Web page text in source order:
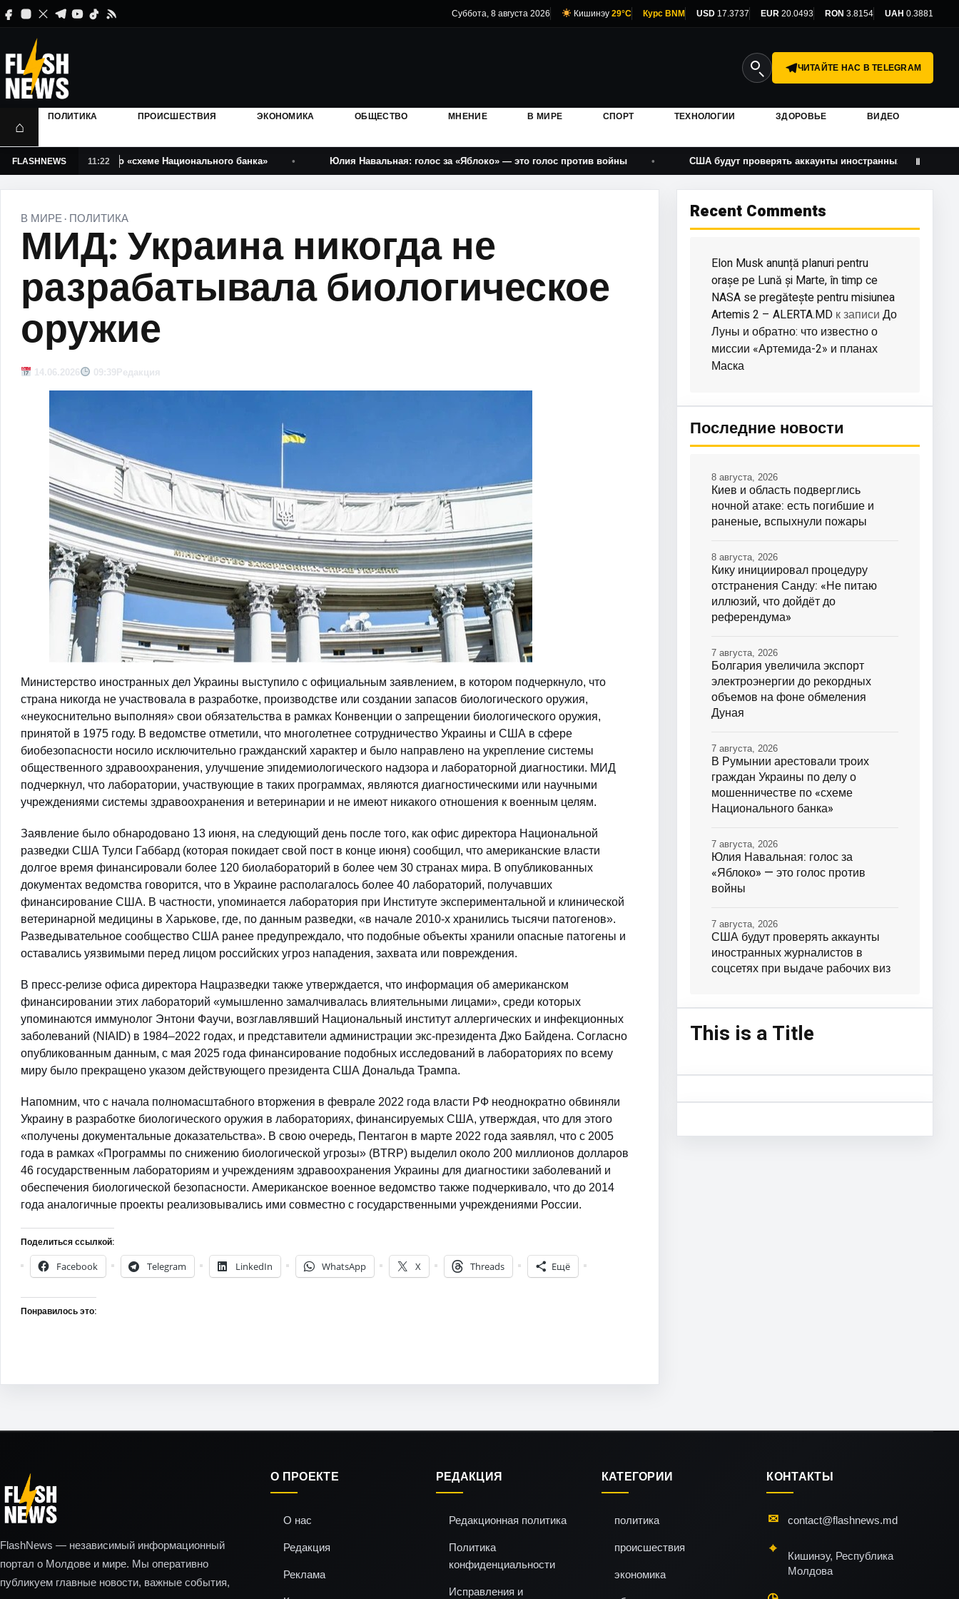
Суббота, 8 августа 2026 Кишинэу 29°C Курс BNM USD 17.3737 EUR 20.0493 RON 3.8154 UAH 0.3881
ЧИТАЙТЕ НАС В TELEGRAM
⌂
ПОЛИТИКА ПРОИСШЕСТВИЯ ЭКОНОМИКА ОБЩЕСТВО МНЕНИЕ В МИРЕ СПОРТ ТЕХНОЛОГИИ ЗДОРОВЬЕ ВИДЕО
FLASHNEWS 11:22
по «схеме Национального банка» Юлия Навальная: голос за «Яблоко» — это голос против войны США будут проверять аккаунты иностранных журналистов в
Ⅱ
В МИРЕ · ПОЛИТИКА
МИД: Украина никогда не
разрабатывала биологическое
оружие
14.06.2026 09:39 Редакция
Министерство иностранных дел Украины выступило с официальным заявлением, в котором подчеркнуло, что
страна никогда не участвовала в разработке, производстве или создании запасов биологического оружия,
«неукоснительно выполняя» свои обязательства в рамках Конвенции о запрещении биологического оружия,
принятой в 1975 году. В ведомстве отметили, что многолетнее сотрудничество Украины и США в сфере
биобезопасности носило исключительно гражданский характер и было направлено на укрепление системы
общественного здравоохранения, улучшение эпидемиологического надзора и лабораторной диагностики. МИД
подчеркнул, что лаборатории, участвующие в таких программах, являются диагностическими или научными
учреждениями системы здравоохранения и ветеринарии и не имеют никакого отношения к военным целям.
Заявление было обнародовано 13 июня, на следующий день после того, как офис директора Национальной
разведки США Тулси Габбард (которая покидает свой пост в конце июня) сообщил, что американские власти
долгое время финансировали более 120 биолабораторий в более чем 30 странах мира. В опубликованных
документах ведомства говорится, что в Украине располагалось более 40 лабораторий, получавших
финансирование США. В частности, упоминается лаборатория при Институте экспериментальной и клинической
ветеринарной медицины в Харькове, где, по данным разведки, «в начале 2010-х хранились тысячи патогенов».
Разведывательное сообщество США ранее предупреждало, что подобные объекты хранили опасные патогены и
оставались уязвимыми перед лицом российских угроз нападения, захвата или повреждения.
В пресс-релизе офиса директора Нацразведки также утверждается, что информация об американском
финансировании этих лабораторий «умышленно замалчивалась влиятельными лицами», среди которых
упоминаются иммунолог Энтони Фаучи, возглавлявший Национальный институт аллергических и инфекционных
заболеваний (NIAID) в 1984–2022 годах, и представители администрации экс-президента Джо Байдена. Согласно
опубликованным данным, с мая 2025 года финансирование подобных исследований в лабораториях по всему
миру было прекращено указом действующего президента США Дональда Трампа.
Напомним, что с начала полномасштабного вторжения в феврале 2022 года власти РФ неоднократно обвиняли
Украину в разработке биологического оружия в лабораториях, финансируемых США, утверждая, что для этого
«получены документальные доказательства». В свою очередь, Пентагон в марте 2022 года заявлял, что с 2005
года в рамках «Программы по снижению биологической угрозы» (BTRP) выделил около 200 миллионов долларов
46 государственным лабораториям и учреждениям здравоохранения Украины для диагностики заболеваний и
обеспечения биологической безопасности. Американское военное ведомство также подчеркивало, что до 2014
года аналогичные проекты реализовывались ими совместно с государственными учреждениями России.
Поделиться ссылкой:
Facebook
Telegram LinkedIn WhatsApp X Threads Ещё
Понравилось это:
Recent Comments
Elon Musk anunță planuri pentru
orașe pe Lună și Marte, în timp ce
NASA se pregătește pentru misiunea
Artemis 2 – ALERTA.MD к записи До
Луны и обратно: что известно о
миссии «Артемида-2» и планах
Маска
Последние новости
Киев и область подверглись
ночной атаке: есть погибшие и
раненые, вспыхнули пожары
8 августа, 2026
Кику инициировал процедуру
отстранения Санду: «Не питаю
иллюзий, что дойдёт до
референдума»
8 августа, 2026
Болгария увеличила экспорт
электроэнергии до рекордных
объемов на фоне обмеления
Дуная
7 августа, 2026
В Румынии арестовали троих
граждан Украины по делу о
мошенничестве по «схеме
Национального банка»
7 августа, 2026
Юлия Навальная: голос за
«Яблоко» — это голос против
войны
7 августа, 2026
США будут проверять аккаунты
иностранных журналистов в
соцсетях при выдаче рабочих виз
7 августа, 2026
This is a Title
FlashNews — независимый информационный
портал о Молдове и мире. Мы оперативно
публикуем главные новости, важные события,
О ПРОЕКТЕ
О нас
Редакция
Реклама
РЕДАКЦИЯ
Редакционная политика
Политика
конфиденциальности
Исправления и
КАТЕГОРИИ
политика
происшествия
экономика
КОНТАКТЫ
contact@flashnews.md
Кишинэу, Республика
Молдова